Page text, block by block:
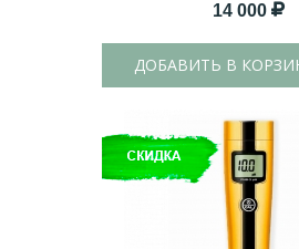
14 000
ДОБАВИТЬ В